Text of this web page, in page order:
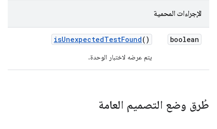
الإجراءات المحمية
boolean
isUnexpectedTestFound()
يتم عرضه لاختبار الوحدة.
طُرق وضع التصميم العامة